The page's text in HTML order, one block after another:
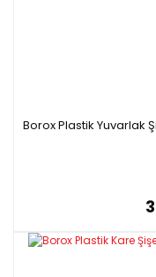
Borox Plastik Yuvarlak